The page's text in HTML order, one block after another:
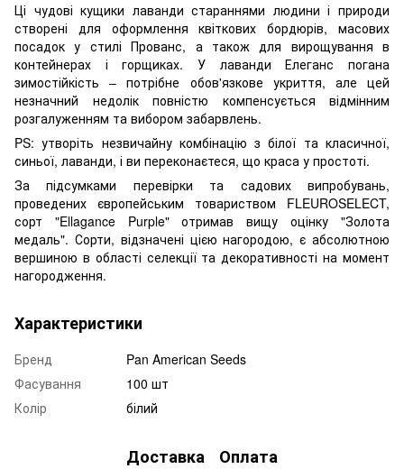
Ці чудові кущики лаванди стараннями людини і природи
створені для оформлення квіткових бордюрів, масових
посадок у стилі Прованс, а також для вирощування в
контейнерах і горщиках. У лаванди Елеганс погана
зимостійкість – потрібне обов'язкове укриття, але цей
незначний недолік повністю компенсується відмінним
розгалуженням та вибором забарвлень.
PS: утворіть незвичайну комбінацію з білої та класичної,
синьої, лаванди, і ви переконаєтеся, що краса у простоті.
За підсумками перевірки та садових випробувань,
проведених європейським товариством FLEUROSELECT,
сорт "Ellagance Purple" отримав вищу оцінку "Золота
медаль". Сорти, відзначені цією нагородою, є абсолютною
вершиною в області селекції та декоративності на момент
нагородження.
Характеристики
Бренд
Pan American Seeds
Фасування
100 шт
Колір
білий
Доставка Оплата